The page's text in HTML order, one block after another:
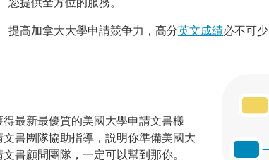
提高加拿大大學申請競争力，高分英文成績必不可少
最新最優質的美國大學申請文書樣
書團隊協助指導，説明你準備美國大
書顧問團隊，一定可以幫到那你。